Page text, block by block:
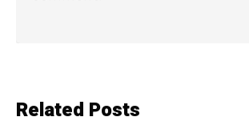
Related Posts